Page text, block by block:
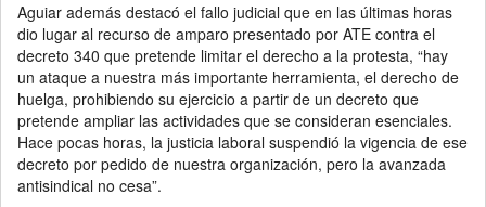
Aguiar además destacó el fallo judicial que en las últimas horas
dio lugar al recurso de amparo presentado por ATE contra el
decreto 340 que pretende limitar el derecho a la protesta, “hay
un ataque a nuestra más importante herramienta, el derecho de
huelga, prohibiendo su ejercicio a partir de un decreto que
pretende ampliar las actividades que se consideran esenciales.
Hace pocas horas, la justicia laboral suspendió la vigencia de ese
decreto por pedido de nuestra organización, pero la avanzada
antisindical no cesa”.